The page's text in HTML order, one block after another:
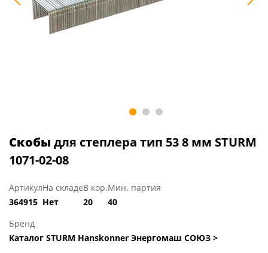
Скобы для степлера тип 53 8 мм STURM
1071-02-08
Артикул
364915
На складе
Нет
В кор.
20
Мин. партия
40
Бренд
Каталог STURM Hanskonner Энергомаш СОЮЗ >